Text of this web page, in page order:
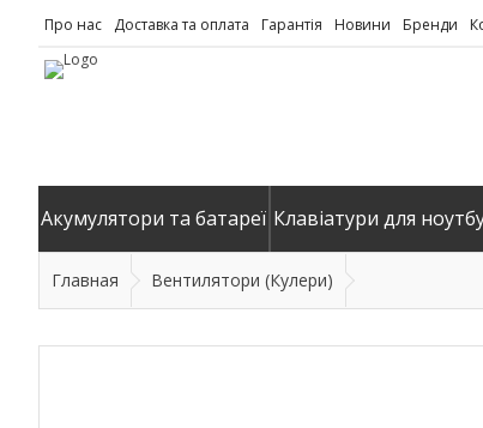
Про нас Доставка та оплата Гарантія Новини Бренди
Акумулятори та батареї Клавіатури для
Главная Вентилятори (Кулери)